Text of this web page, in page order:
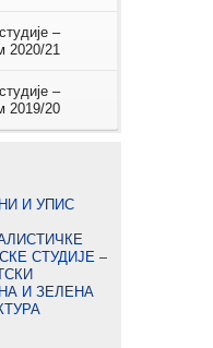
–
2020/21
–
2019/20
И УПИС
СТУДИЈЕ –
И ЗЕЛЕНА